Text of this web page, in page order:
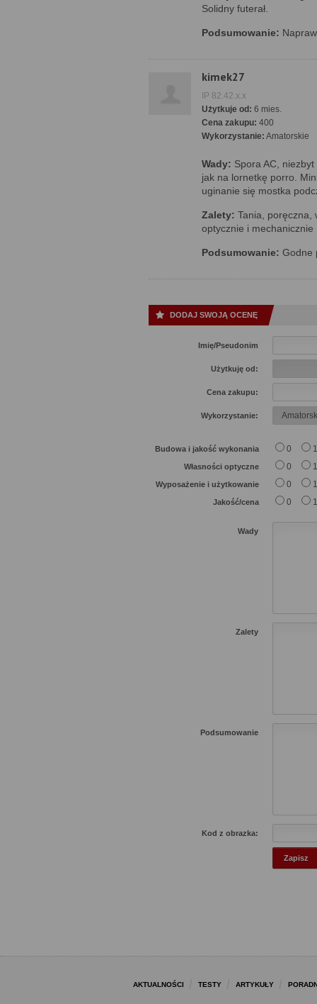
Solidny futerał.
Podsumowanie:
kimek27
IP 82.42.x.x
Użytkuje od: 6 mies.
Cena zakupu: 400
Wykorzystanie: Amatorskie
Wady: Spora AC,
jak na lornetkę porro.
uginanie się mostka
Zalety: Tania, poręczna,
optycznie i mechanicznie
Podsumowanie: Godne
DODAJ SWOJĄ OCENĘ
Imię/Pseudonim
Użytkuję od:
Cena zakupu:
Wykorzystanie:
Budowa i jakość wykonania 0 1
Własności optyczne 0 1
Wyposażenie i użytkowanie 0 1
Jakość/cena 0 1
Wady
Zalety
Podsumowanie
Kod z obrazka:
AKTUALNOŚCI TESTY ARTYKUŁY